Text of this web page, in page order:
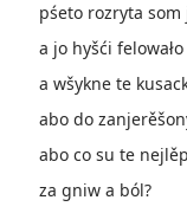
pśeto rozryta som
a jo hyšći
a wšykne te
abo do
abo co su te
za gniw a ból?